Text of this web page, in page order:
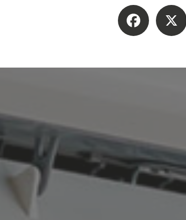
Facebook